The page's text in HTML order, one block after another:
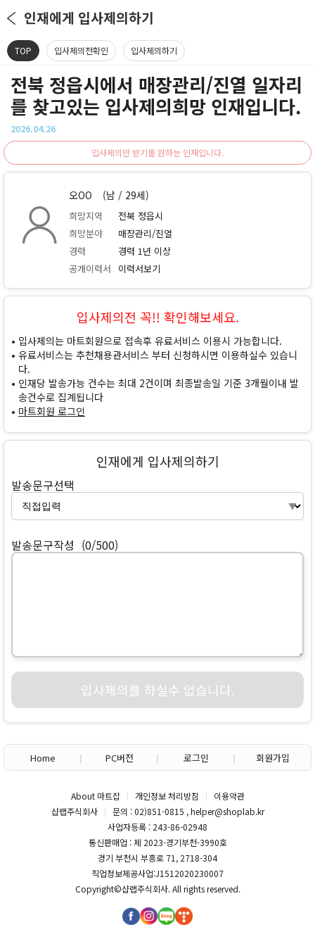
인재에게 입사제의하기
TOP 입사제의전확인 입사제의하기
전북 정읍시에서 매장관리/진열 일자리
를 찾고있는 입사제의희망 인재입니다.
2026.04.26
입사제의만 받기를 원하는 인재입니다.
오OO (남 / 29세)
희망지역
전북 정읍시
희망분야
매장관리/진열
경력
경력 1년 이상
공개이력서
이력서보기
입사제의전 꼭!! 확인해보세요.
입사제의는 마트회원으로 접속후 유료서비스 이용시 가능합니다.
유료서비스는 추천채용관서비스 부터 신청하시면 이용하실수 있습니
다.
인재당 발송가능 건수는 최대 2건이며 최종발송일 기준 3개월이내 발
송건수로 집계됩니다
마트회원 로그인
인재에게 입사제의하기
발송문구선택
발송문구작성 (0/500)
입사제의를 하실수 없습니다.
Home PC버전 로그인 회원가입
About 마트잡 개인정보 처리방침
이용약관
샵랩주식회사
문의 : 02)851-0815 , helper@shoplab.kr
사업자등록 : 243-86-02948
통신판매업 : 제 2023-경기부천-3990호
경기 부천시 부흥로 71, 2718-304
직업정보제공사업:J1512020230007
Copyright©샵랩주식회사. All rights reserved.